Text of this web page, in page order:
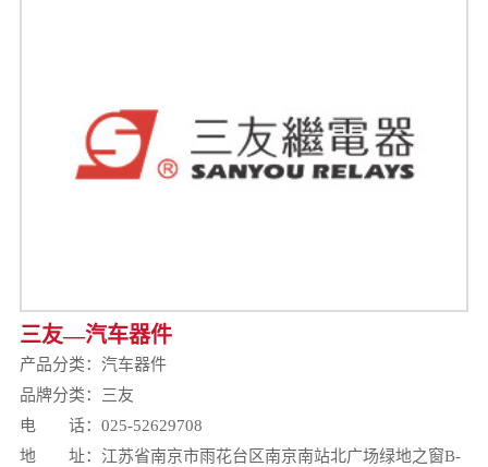
三友—汽车器件
产品分类： 汽车器件
品牌分类：三友
电 话：025-52629708
地 址：江苏省南京市雨花台区南京南站北广场绿地之窗B-